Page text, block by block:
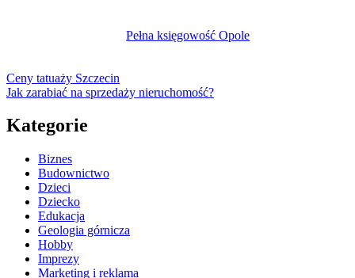
Pełna księgowość Opole
Ceny tatuaży Szczecin
Jak zarabiać na sprzedaży nieruchomość?
Kategorie
Biznes
Budownictwo
Dzieci
Dziecko
Edukacja
Geologia górnicza
Hobby
Imprezy
Marketing i reklama